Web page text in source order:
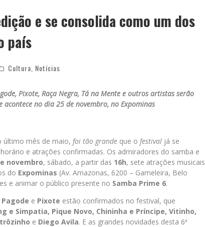
INICIA NOVA FASE
e se consolida como um dos
país
Cultura Notícias
Pixote, Raça Negra, Tá na Mente e outros artistas serão
no dia 25 de novembro, no Expominas
último mês de maio, foi tão grande que o festival já se
e atrações confirmadas. Os admiradores do samba e
novembro, sábado, a partir das 16h, sete atrações musicais
do Expominas (Av. Amazonas, 6200 – Gameleira, Belo
e animar o público presente no Samba Prime 6.
e Pixote estão confirmados no festival, que
e Simpatia, Pique Novo, Chininha e Príncipe, Vitinho,
e Diego Avila. E as grandes novidades desta 6ª